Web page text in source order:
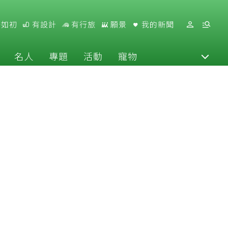
初 有設計 有行旅 願景 我的新聞
名人 專題 活動 寵物